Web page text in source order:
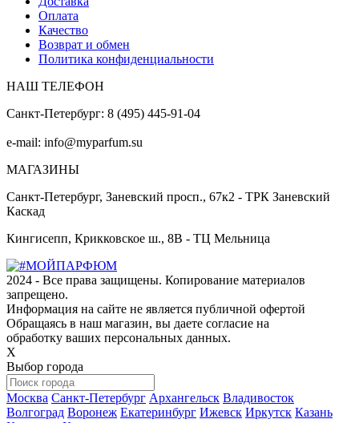
Оплата
Качество
Возврат и обмен
Политика конфиденциальности
НАШ ТЕЛЕФОН
Санкт-Петербург: 8 (495) 445-91-04
e-mail: info@myparfum.su
МАГАЗИНЫ
Санкт-Петербург, Заневский просп., 67к2 - ТРК Заневский
Каскад
Кингисепп, Крикковское ш., 8В - ТЦ Мельница
2024 - Все права защищены. Копирование материалов
запрещено.
Информация на сайте не является публичной офертой
Обращаясь в наш магазин, вы даете согласие на
обработку ваших персональных данных.
Х
Выбор города
Москва Санкт-Петербург Архангельск Владивосток
Волгоград Воронеж Екатеринбург Ижевск Иркутск Казань